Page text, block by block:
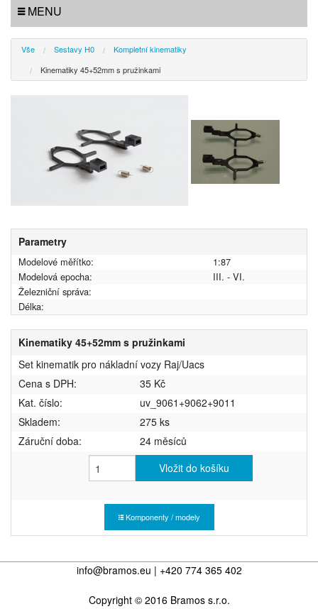
MENU
Vše Sestavy H0
Kompletní kinematiky
Kinematiky 45+52mm s pružinkami
Parametry
Modelové měřítko:
1:87
Modelová epocha:
III. - VI.
Železniční správa:
Délka:
Kinematiky 45+52mm s pružinkami
Set kinematik pro nákladní vozy Raj/Uacs
Cena s DPH:
35 Kč
Kat. číslo:
uv_9061+9062+9011
Skladem:
275 ks
Záruční doba:
24 měsíců
Vložit do košíku
Komponenty / modely
info@bramos.eu | +420 774 365 402
Copyright © 2016 Bramos s.r.o.